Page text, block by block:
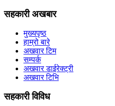
सहकारी अखबार
मुख्यपृष्ठ
हाम्रो बारे
अखवार टिम
सम्पर्क
अखवार डाईरेक्ट्री
अखवार टिभि
सहकारी विविध